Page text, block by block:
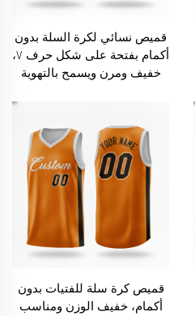
قميص نسائي لكرة السلة بدون
أكمام بفتحة على شكل حرف V،
خفيف ومرن ويسمح بالتهوية
قميص كرة سلة للفتيات بدون
أكمام، خفيف الوزن ومناسب